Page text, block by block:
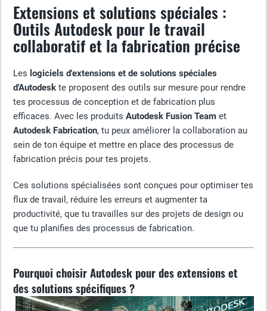
Extensions et solutions spéciales :
Outils Autodesk pour le travail
collaboratif et la fabrication précise
Les logiciels d'extensions et de solutions spéciales
d'Autodesk te proposent des outils sur mesure pour rendre
tes processus de conception et de fabrication plus
efficaces. Avec les produits Autodesk Fusion Team et
Autodesk Fabrication, tu peux améliorer la collaboration au
sein de ton équipe et mettre en place des processus de
fabrication précis pour tes projets.
Ces solutions spécialisées sont conçues pour optimiser tes
flux de travail, réduire les erreurs et augmenter ta
productivité, que tu travailles sur des projets de design ou
que tu planifies des processus de fabrication.
Pourquoi choisir Autodesk pour des extensions et
des solutions spécifiques ?